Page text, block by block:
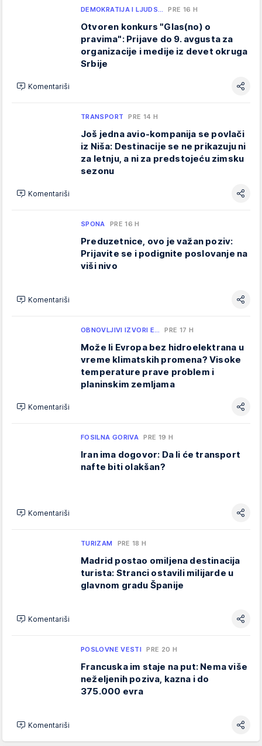
DEMOKRATIJA I LJUDS… PRE 16 H
Otvoren konkurs "Glas(no) o
pravima": Prijave do 9. avgusta za
organizacije i medije iz devet okruga
Srbije
Komentariši
TRANSPORT PRE 14 H
Još jedna avio-kompanija se povlači
iz Niša: Destinacije se ne prikazuju ni
za letnju, a ni za predstojeću zimsku
sezonu
Komentariši
SPONA PRE 16 H
Preduzetnice, ovo je važan poziv:
Prijavite se i podignite poslovanje na
viši nivo
Komentariši
OBNOVLJIVI IZVORI E… PRE 17 H
Može li Evropa bez hidroelektrana u
vreme klimatskih promena? Visoke
temperature prave problem i
planinskim zemljama
Komentariši
FOSILNA GORIVA PRE 19 H
Iran ima dogovor: Da li će transport
nafte biti olakšan?
Komentariši
TURIZAM PRE 18 H
Madrid postao omiljena destinacija
turista: Stranci ostavili milijarde u
glavnom gradu Španije
Komentariši
POSLOVNE VESTI PRE 20 H
Francuska im staje na put: Nema više
neželjenih poziva, kazna i do
375.000 evra
Komentariši